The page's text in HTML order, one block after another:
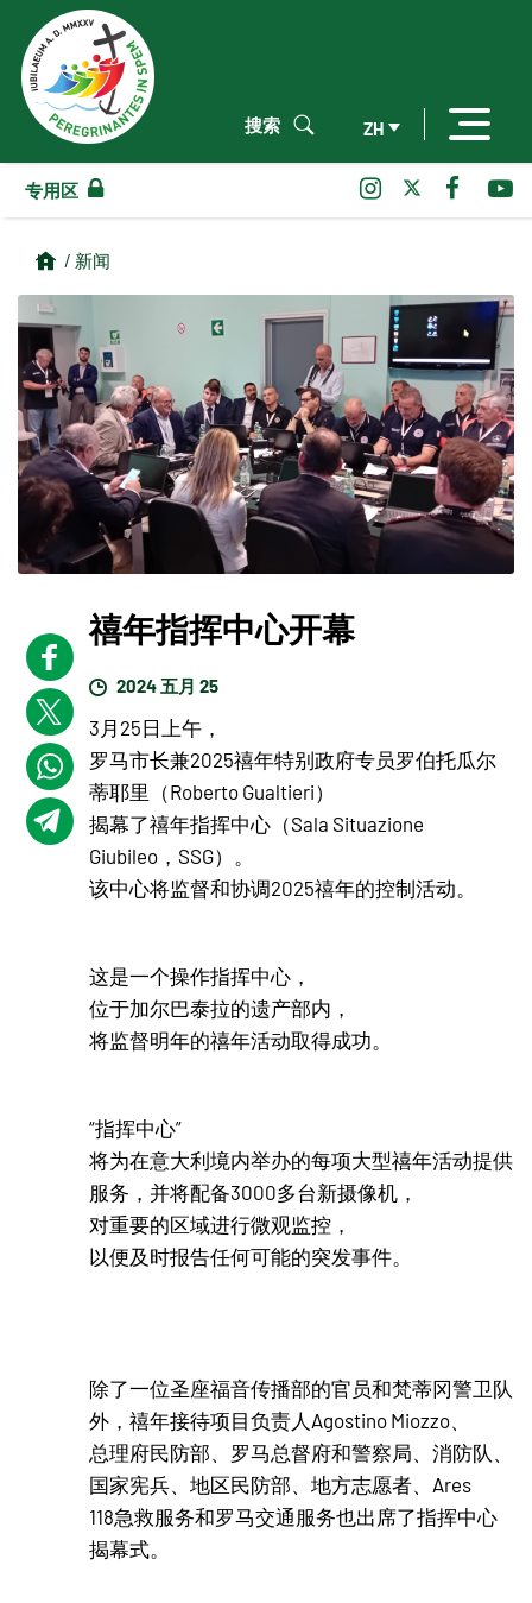
ZH
搜索
专用区
/ 新闻
禧年指挥中心开幕
2024 五月 25
3月25日上午，
罗马市长兼2025禧年特别政府专员罗伯托瓜尔
蒂耶里（Roberto Gualtieri）
揭幕了禧年指挥中心（Sala Situazione
Giubileo，SSG）。
该中心将监督和协调2025禧年的控制活动。
这是一个操作指挥中心，
位于加尔巴泰拉的遗产部内，
将监督明年的禧年活动取得成功。
“指挥中心”
将为在意大利境内举办的每项大型禧年活动提供
服务，并将配备3000多台新摄像机，
对重要的区域进行微观监控，
以便及时报告任何可能的突发事件。
除了一位圣座福音传播部的官员和梵蒂冈警卫队
外，禧年接待项目负责人Agostino Miozzo、
总理府民防部、罗马总督府和警察局、消防队、
国家宪兵、地区民防部、地方志愿者、Ares
118急救服务和罗马交通服务也出席了指挥中心
揭幕式。